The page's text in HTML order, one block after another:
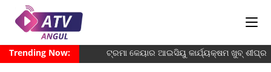
Trending Now: ଟ୍ରମା କେୟାର ଆଇସିୟୁ କାର୍ଯ୍ୟକ୍ଷମ ଖୁବ୍ ଶୀଘ୍ର